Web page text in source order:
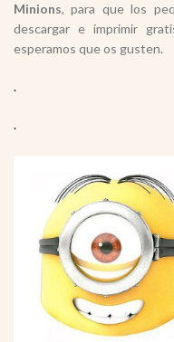
Minions, para que los
descargar e imprimir
esperamos que os gusten.
.
.